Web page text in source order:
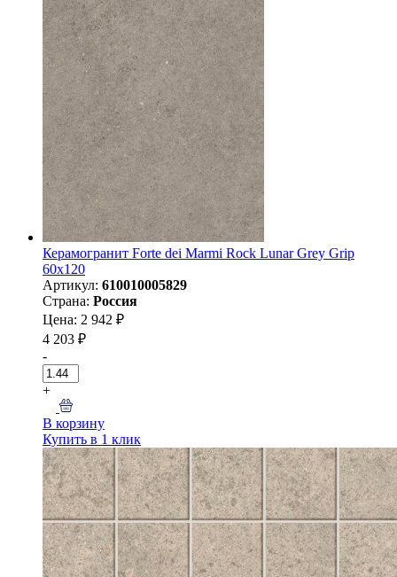
Керамогранит Forte dei Marmi Rock Lunar Grey Grip
60x120
Артикул: 610010005829
Страна: Россия
Цена: 2 942 ₽
4 203 ₽
-
+
В корзину
Купить в 1 клик